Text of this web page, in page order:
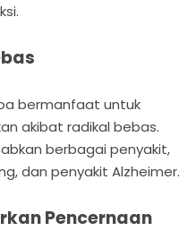
bermanfaat untuk
akibat radikal bebas.
berbagai penyakit,
dan penyakit Alzheimer.
Pencernaan